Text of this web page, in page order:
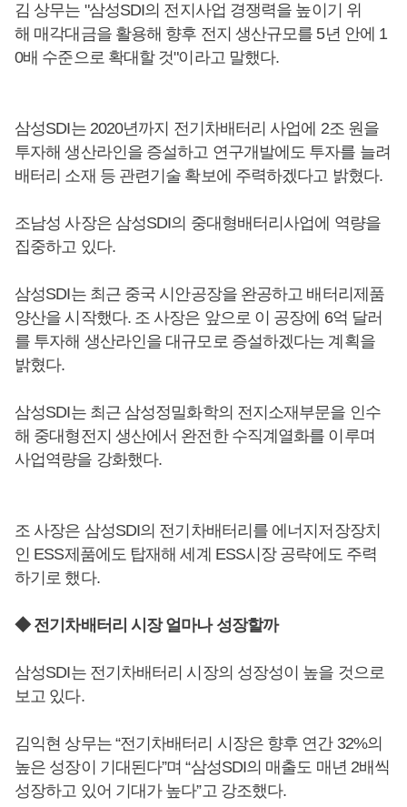
김 상무는 "삼성SDI의 전지사업 경쟁력을 높이기 위
해 매각대금을 활용해 향후 전지 생산규모를 5년 안에 1
0배 수준으로 확대할 것"이라고 말했다.
삼성SDI는 2020년까지 전기차배터리 사업에 2조 원을
투자해 생산라인을 증설하고 연구개발에도 투자를 늘려
배터리 소재 등 관련기술 확보에 주력하겠다고 밝혔다.
조남성 사장은 삼성SDI의 중대형배터리사업에 역량을
집중하고 있다.
삼성SDI는 최근 중국 시안공장을 완공하고 배터리제품
양산을 시작했다. 조 사장은 앞으로 이 공장에 6억 달러
를 투자해 생산라인을 대규모로 증설하겠다는 계획을
밝혔다.
삼성SDI는 최근 삼성정밀화학의 전지소재부문을 인수
해 중대형전지 생산에서 완전한 수직계열화를 이루며
사업역량을 강화했다.
조 사장은 삼성SDI의 전기차배터리를 에너지저장장치
인 ESS제품에도 탑재해 세계 ESS시장 공략에도 주력
하기로 했다.
◆ 전기차배터리 시장 얼마나 성장할까
삼성SDI는 전기차배터리 시장의 성장성이 높을 것으로
보고 있다.
김익현 상무는 “전기차배터리 시장은 향후 연간 32%의
높은 성장이 기대된다”며 “삼성SDI의 매출도 매년 2배씩
성장하고 있어 기대가 높다”고 강조했다.